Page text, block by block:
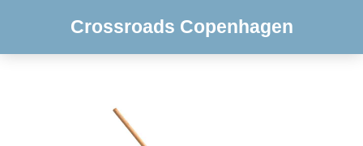
Crossroads Copenhagen